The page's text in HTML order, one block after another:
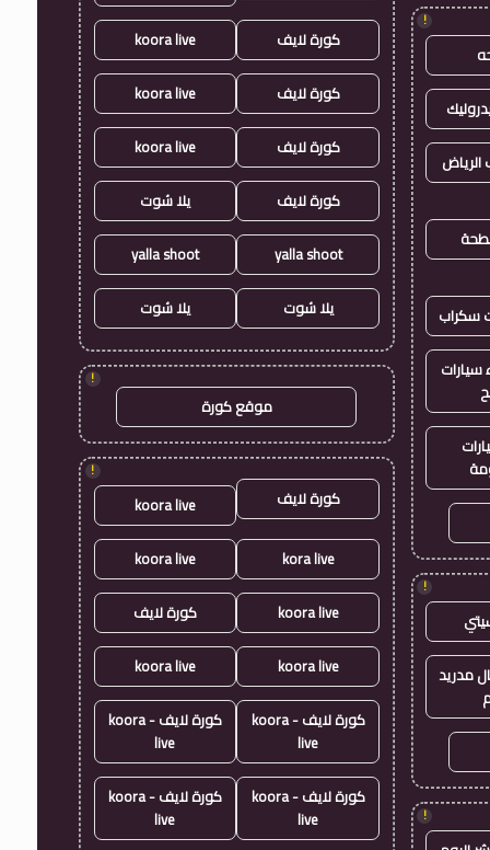
!
سكراب
!
مدريد
!
كورة لايف koora live
كورة لايف koora live
كورة لايف koora live
كورة لايف يلا شوت
yalla shoot
yalla shoot
يلا شوت يلا شوت
!
موقع كورة
!
كورة لايف koora live
kora live
koora live
koora live كورة لايف
koora live
koora live
كورة لايف - koora
live
كورة لايف - koora
live
كورة لايف - koora
live
كورة لايف - koora
live